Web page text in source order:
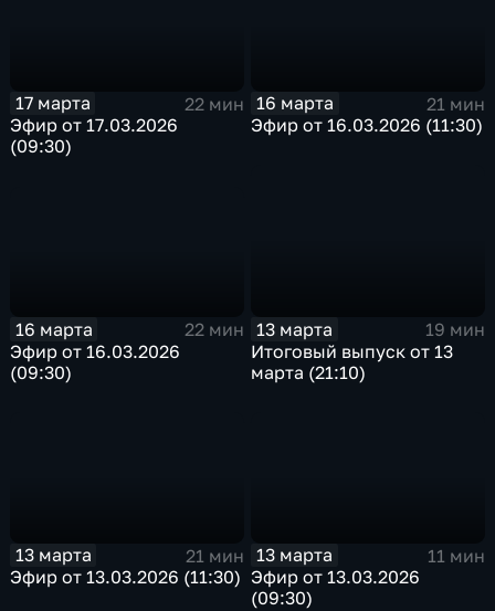
17 марта
22 мин
Эфир от 17.03.2026
(09:30)
16 марта
21 мин
Эфир от 16.03.2026 (11:30)
16 марта
22 мин
Эфир от 16.03.2026
(09:30)
13 марта
19 мин
Итоговый выпуск от 13
марта (21:10)
13 марта
21 мин
Эфир от 13.03.2026 (11:30)
13 марта
11 мин
Эфир от 13.03.2026
(09:30)